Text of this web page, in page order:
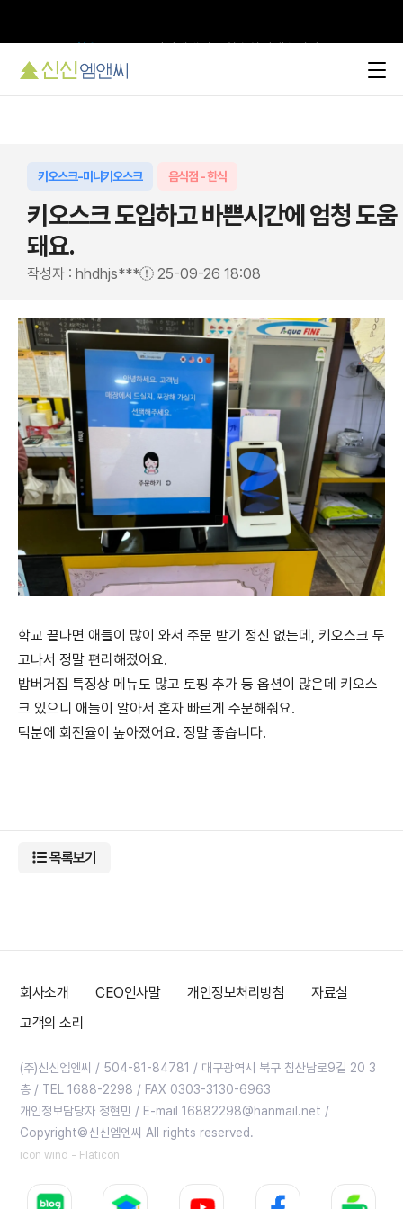
키오스크-미니키오스크 음식점 - 한식
키오스크 도입하고 바쁜시간에 엄청 도움
돼요.
작성자 : hhdhjs*** 25-09-26 18:08
학교 끝나면 애들이 많이 와서 주문 받기 정신 없는데, 키오스크 두
고나서 정말 편리해졌어요.
밥버거집 특징상 메뉴도 많고 토핑 추가 등 옵션이 많은데 키오스
크 있으니 애들이 알아서 혼자 빠르게 주문해줘요.
덕분에 회전율이 높아졌어요. 정말 좋습니다.
목록보기
회사소개 CEO인사말 개인정보처리방침
자료실
고객의 소리
(주)신신엠엔씨 / 504-81-84781 / 대구광역시 북구 침산남로9길 20 3
층 / TEL 1688-2298 / FAX 0303-3130-6963
개인정보담당자 정현민 / E-mail 16882298@hanmail.net /
Copyright©신신엠엔씨 All rights reserved.
icon wind - Flaticon